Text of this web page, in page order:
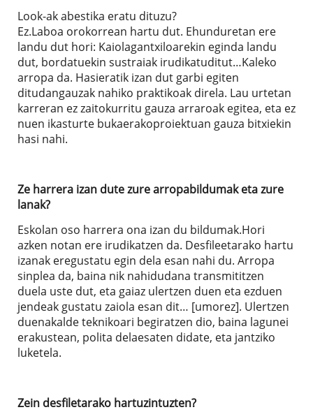
Look-ak abestika eratu dituzu?
Ez.Laboa orokorrean hartu dut. Ehunduretan ere
landu dut hori: Kaiolagantxiloarekin eginda landu
dut, bordatuekin sustraiak irudikatuditut…Kaleko
arropa da. Hasieratik izan dut garbi egiten
ditudangauzak nahiko praktikoak direla. Lau urtetan
karreran ez zaitokurritu gauza arraroak egitea, eta ez
nuen ikasturte bukaerakoproiektuan gauza bitxiekin
hasi nahi.
Ze harrera izan dute zure arropabildumak eta zure
lanak?
Eskolan oso harrera ona izan du bildumak.Hori
azken notan ere irudikatzen da. Desfileetarako hartu
izanak eregustatu egin dela esan nahi du. Arropa
sinplea da, baina nik nahidudana transmititzen
duela uste dut, eta gaiaz ulertzen duen eta ezduen
jendeak gustatu zaiola esan dit… [umorez]. Ulertzen
duenakalde teknikoari begiratzen dio, baina lagunei
erakustean, polita delaesaten didate, eta jantziko
luketela.
Zein desfiletarako hartuzintuzten?